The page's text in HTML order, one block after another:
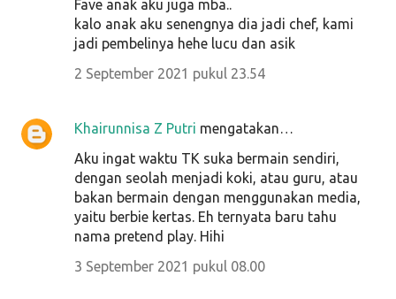
Fave anak aku juga mba..
kalo anak aku senengnya dia jadi chef, kami
jadi pembelinya hehe lucu dan asik
2 September 2021 pukul 23.54
Khairunnisa Z Putri mengatakan…
Aku ingat waktu TK suka bermain sendiri,
dengan seolah menjadi koki, atau guru, atau
bakan bermain dengan menggunakan media,
yaitu berbie kertas. Eh ternyata baru tahu
nama pretend play. Hihi
3 September 2021 pukul 08.00